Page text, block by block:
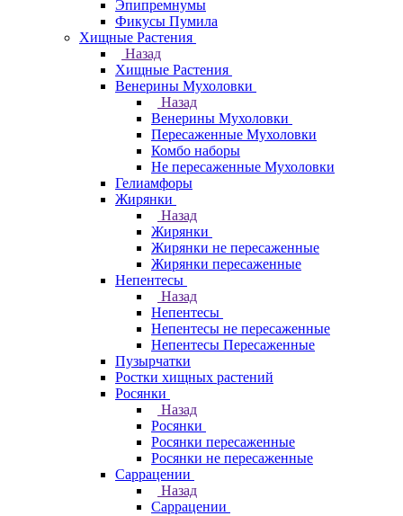
Эпипремнумы
Фикусы Пумила
Хищные Растения
Назад
Хищные Растения
Венерины Мухоловки
Назад
Венерины Мухоловки
Пересаженные Мухоловки
Комбо наборы
Не пересаженные Мухоловки
Гелиамфоры
Жирянки
Назад
Жирянки
Жирянки не пересаженные
Жирянки пересаженные
Непентесы
Назад
Непентесы
Непентесы не пересаженные
Непентесы Пересаженные
Пузырчатки
Ростки хищных растений
Росянки
Назад
Росянки
Росянки пересаженные
Росянки не пересаженные
Саррацении
Назад
Саррацении